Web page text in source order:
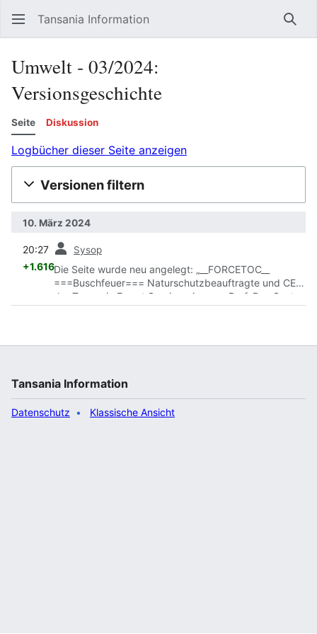
Tansania Information
Umwelt ‐ 03/2024:
Versionsgeschichte
Seite Diskussion
Logbücher dieser Seite anzeigen
Versionen filtern
10. März 2024
20:27 Sysop
+1.616Die Seite wurde neu angelegt: „__FORCETOC__
===Buschfeuer=== Naturschutzbeauftragte und CEO
der Tanzania Forest Services Agency Prof. Dos Santos
Silayo teilte mit, dass Buschfeuer im zurückliegenden
Gemeinden in der Vorbeugung seinen von zentraler
an Buschfeuer verloren worden, immerhin 740 Hektar
weniger als im Jahr 2021. In Tansania gibt es zwö…“
Tansania Information
Datenschutz Klassische Ansicht